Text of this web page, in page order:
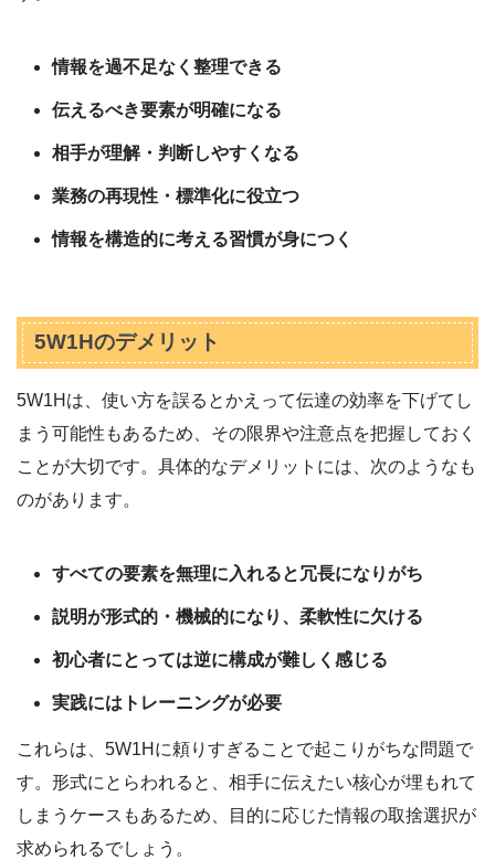
情報を過不足なく整理できる
伝えるべき要素が明確になる
相手が理解・判断しやすくなる
業務の再現性・標準化に役立つ
情報を構造的に考える習慣が身につく
5W1Hのデメリット
5W1Hは、使い方を誤るとかえって伝達の効率を下げてし
まう可能性もあるため、その限界や注意点を把握しておく
ことが大切です。具体的なデメリットには、次のようなも
のがあります。
すべての要素を無理に入れると冗長になりがち
説明が形式的・機械的になり、柔軟性に欠ける
初心者にとっては逆に構成が難しく感じる
実践にはトレーニングが必要
これらは、5W1Hに頼りすぎることで起こりがちな問題で
す。形式にとらわれると、相手に伝えたい核心が埋もれて
しまうケースもあるため、目的に応じた情報の取捨選択が
求められるでしょう。